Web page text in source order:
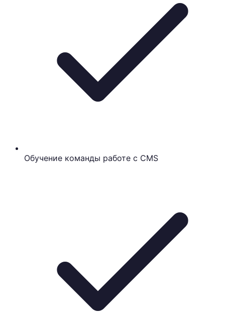
Обучение команды работе с CMS